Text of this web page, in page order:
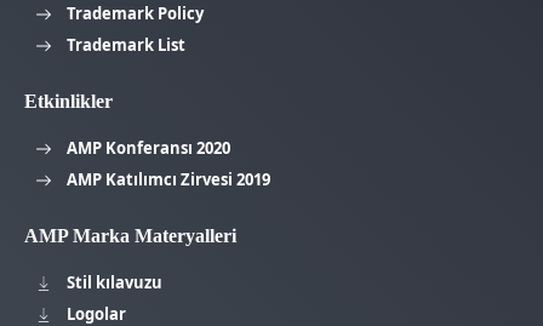
Trademark Policy
Trademark List
Etkinlikler
AMP Konferansı 2020
AMP Katılımcı Zirvesi 2019
AMP Marka Materyalleri
Stil kılavuzu
Logolar